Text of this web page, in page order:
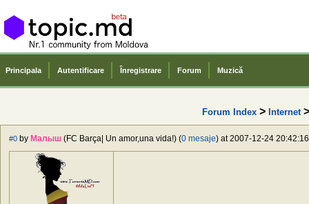
Principala Autentificare Înregistrare Forum Muzică
Forum Index> Internet
#0 by Малыш (FC Barça| Un amor,una vida!) (0 mesaje) at 2007-12-24